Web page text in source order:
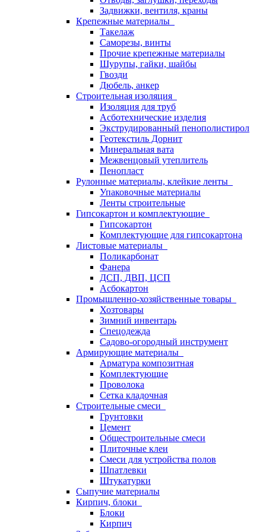
Задвижки, вентиля, краны
Крепежные материалы
Такелаж
Саморезы, винты
Прочие крепежные материалы
Шурупы, гайки, шайбы
Гвозди
Дюбель, анкер
Строительная изоляция
Изоляция для труб
Асботехнические изделия
Экструдированный пенополистирол
Геотекстиль Дорнит
Минеральная вата
Межвенцовый утеплитель
Пенопласт
Рулонные материалы, клейкие ленты
Упаковочные материалы
Ленты строительные
Гипсокартон и комплектующие
Гипсокартон
Комплектующие для гипсокартона
Листовые материалы
Поликарбонат
Фанера
ДСП, ДВП, ЦСП
Асбокартон
Промышленно-хозяйственные товары
Хозтовары
Зимний инвентарь
Спецодежда
Садово-огородный инструмент
Армирующие материалы
Арматура композитная
Комплектующие
Проволока
Сетка кладочная
Строительные смеси
Грунтовки
Цемент
Общестроительные смеси
Плиточные клеи
Смеси для устройства полов
Шпатлевки
Штукатурки
Сыпучие материалы
Кирпич, блоки
Блоки
Кирпич